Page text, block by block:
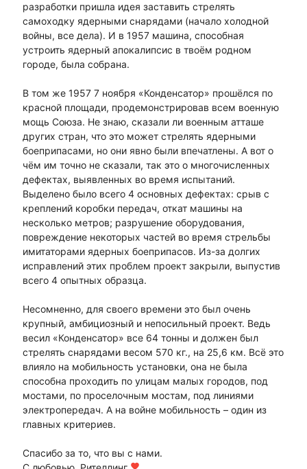
разработки пришла идея заставить стрелять
самоходку ядерными снарядами (начало холодной
войны, все дела). И в 1957 машина, способная
устроить ядерный апокалипсис в твоём родном
городе, была собрана.
В том же 1957 7 ноября «Конденсатор» прошёлся по
красной площади, продемонстрировав всем военную
мощь Союза. Не знаю, сказали ли военным атташе
других стран, что это может стрелять ядерными
боеприпасами, но они явно были впечатлены. А вот о
чём им точно не сказали, так это о многочисленных
дефектах, выявленных во время испытаний.
Выделено было всего 4 основных дефектах: срыв с
креплений коробки передач, откат машины на
несколько метров; разрушение оборудования,
повреждение некоторых частей во время стрельбы
имитаторами ядерных боеприпасов. Из-за долгих
исправлений этих проблем проект закрыли, выпустив
всего 4 опытных образца.
Несомненно, для своего времени это был очень
крупный, амбициозный и непосильный проект. Ведь
весил «Конденсатор» все 64 тонны и должен был
стрелять снарядами весом 570 кг., на 25,6 км. Всё это
влияло на мобильность установки, она не была
способна проходить по улицам малых городов, под
мостами, по проселочным мостам, под линиями
электропередач. А на войне мобильность – один из
главных критериев.
Спасибо за то, что вы с нами.
favorite